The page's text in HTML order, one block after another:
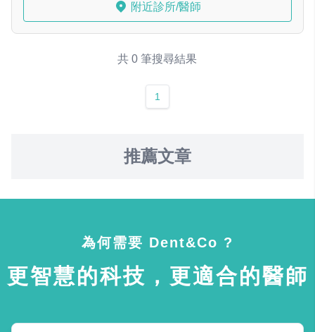
附近診所/醫師
共 0 筆搜尋結果
1
推薦文章
為何需要 Dent&Co ?
更智慧的科技，更適合的醫師